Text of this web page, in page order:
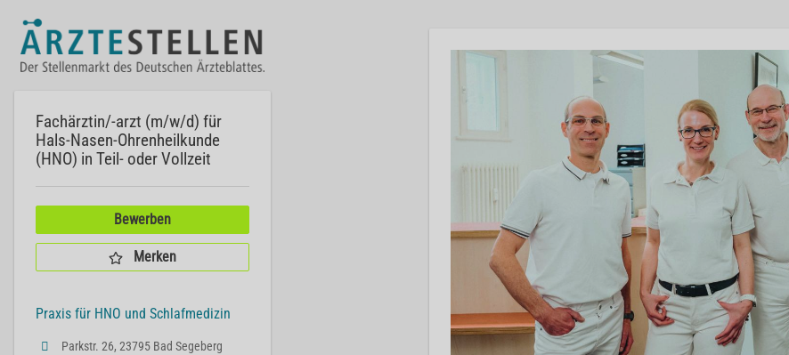
Fachärztin/-arzt (m/w/d) für
Hals-Nasen-Ohrenheilkunde
(HNO) in Teil- oder Vollzeit
Bewerben
Merken
Praxis für HNO und Schlafmedizin
Parkstr. 26, 23795 Bad Segeberg